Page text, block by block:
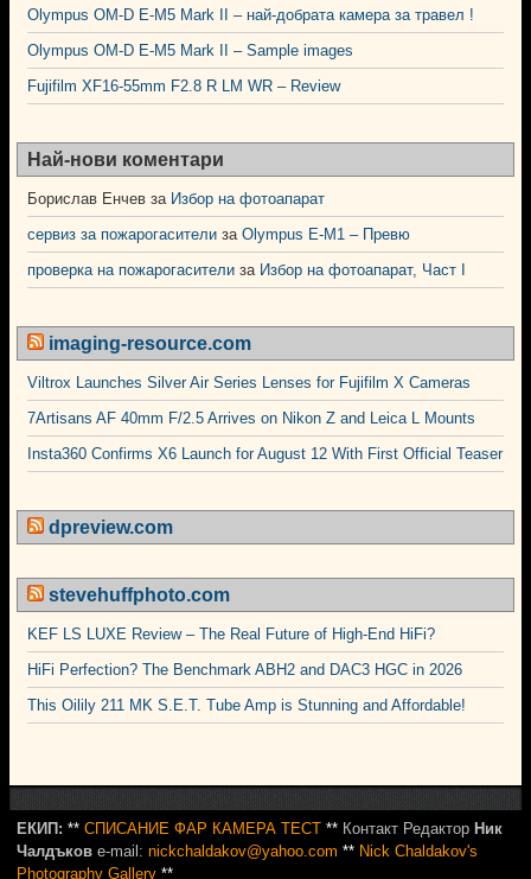
Olympus OM-D E-M5 Mark II – най-добрата камера за травел !
Olympus OM-D E-M5 Mark II – Sample images
Fujifilm XF16-55mm F2.8 R LM WR – Review
Най-нови коментари
Борислав Енчев за Избор на фотоапарат
сервиз за пожарогасители за Olympus E-M1 – Превю
проверка на пожарогасители за Избор на фотоапарат, Част I
imaging-resource.com
Viltrox Launches Silver Air Series Lenses for Fujifilm X Cameras
7Artisans AF 40mm F/2.5 Arrives on Nikon Z and Leica L Mounts
Insta360 Confirms X6 Launch for August 12 With First Official Teaser
dpreview.com
stevehuffphoto.com
KEF LS LUXE Review – The Real Future of High-End HiFi?
HiFi Perfection? The Benchmark ABH2 and DAC3 HGC in 2026
This Oilily 211 MK S.E.T. Tube Amp is Stunning and Affordable!
ЕКИП: ** СПИСАНИЕ ФАР КАМЕРА ТЕСТ ** Контакт Редактор Ник
Чалдъков e-mail: nickchaldakov@yahoo.com ** Nick Chaldakov's
Photography Gallery **